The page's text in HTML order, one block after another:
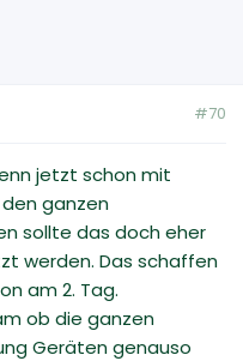
#70
jetzt schon mit
ganzen
sollte das doch eher
werden. Das schaffen
am 2. Tag.
ob die ganzen
Geräten genauso